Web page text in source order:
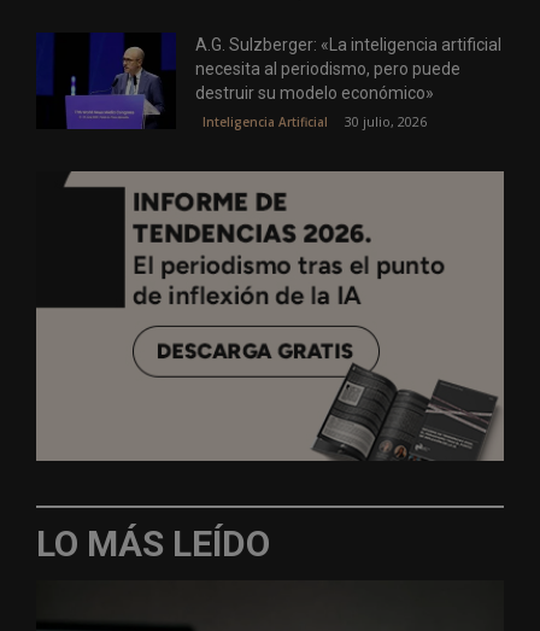
A.G. Sulzberger: «La inteligencia artificial
necesita al periodismo, pero puede
destruir su modelo económico»
Inteligencia Artificial 30 julio, 2026
LO MÁS LEÍDO